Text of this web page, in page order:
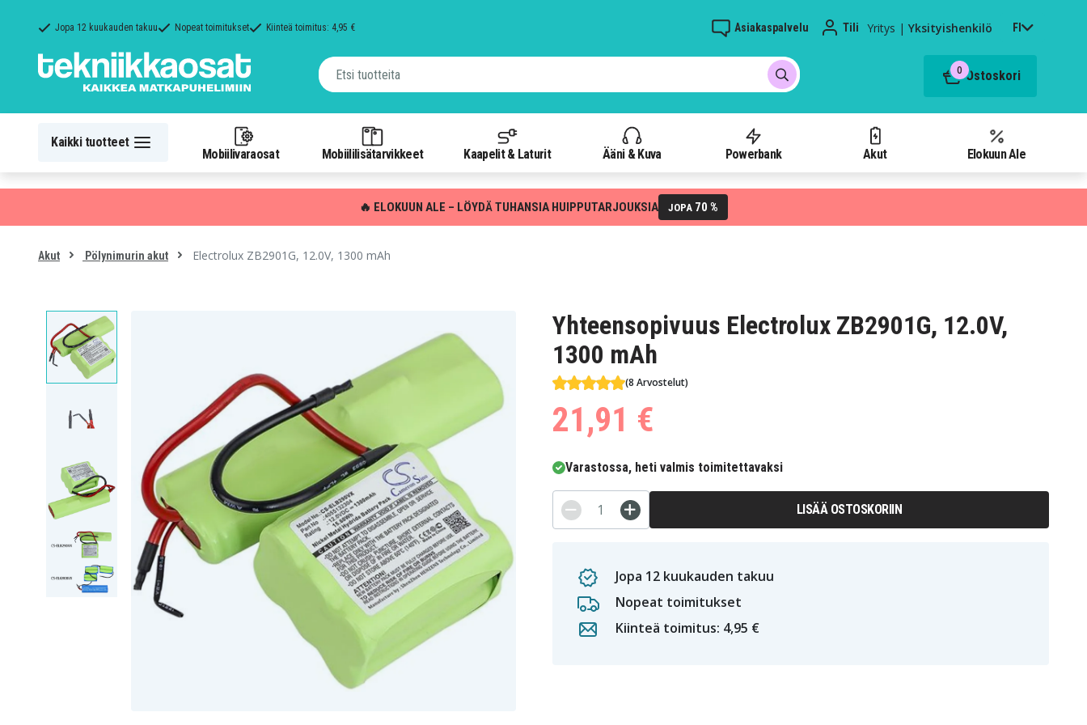
Jopa 12 kuukauden takuu Nopeat toimitukset Kiinteä toimitus: 4,95 € Asiakaspalvelu Tili Yritys | Yksityishenkilö FI
0 Ostoskori
Kaikki tuotteet
Mobiilivaraosat Mobiililisätarvikkeet Kaapelit & Laturit Ääni & Kuva Powerbank Akut Elokuun Ale
🔥 ELOKUUN ALE – LÖYDÄ TUHANSIA HUIPPUTARJOUKSIA JOPA 70 %
Akut Pölynimurin akut Electrolux ZB2901G, 12.0V, 1300 mAh
Yhteensopivuus Electrolux ZB2901G, 12.0V,
1300 mAh
(8 Arvostelut)
21,91 €
Varastossa, heti valmis toimitettavaksi
LISÄÄ OSTOSKORIIN
Jopa 12 kuukauden takuu
Nopeat toimitukset
Kiinteä toimitus: 4,95 €